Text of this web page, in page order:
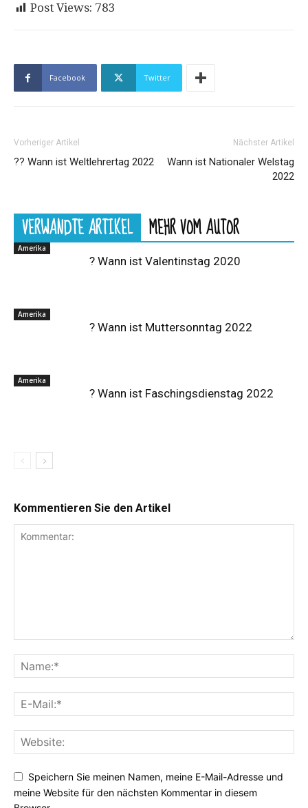
Post Views: 783
Facebook Twitter
Vorheriger Artikel
?‍? Wann ist Weltlehrertag 2022
Nächster Artikel
Wann ist Nationaler Welstag
2022
VERWANDTE ARTIKEL MEHR VOM AUTOR
Amerika
? Wann ist Valentinstag 2020
Amerika
? Wann ist Muttersonntag 2022
Amerika
? Wann ist Faschingsdienstag 2022
Kommentieren Sie den Artikel
Speichern Sie meinen Namen, meine E-Mail-Adresse und
meine Website für den nächsten Kommentar in diesem